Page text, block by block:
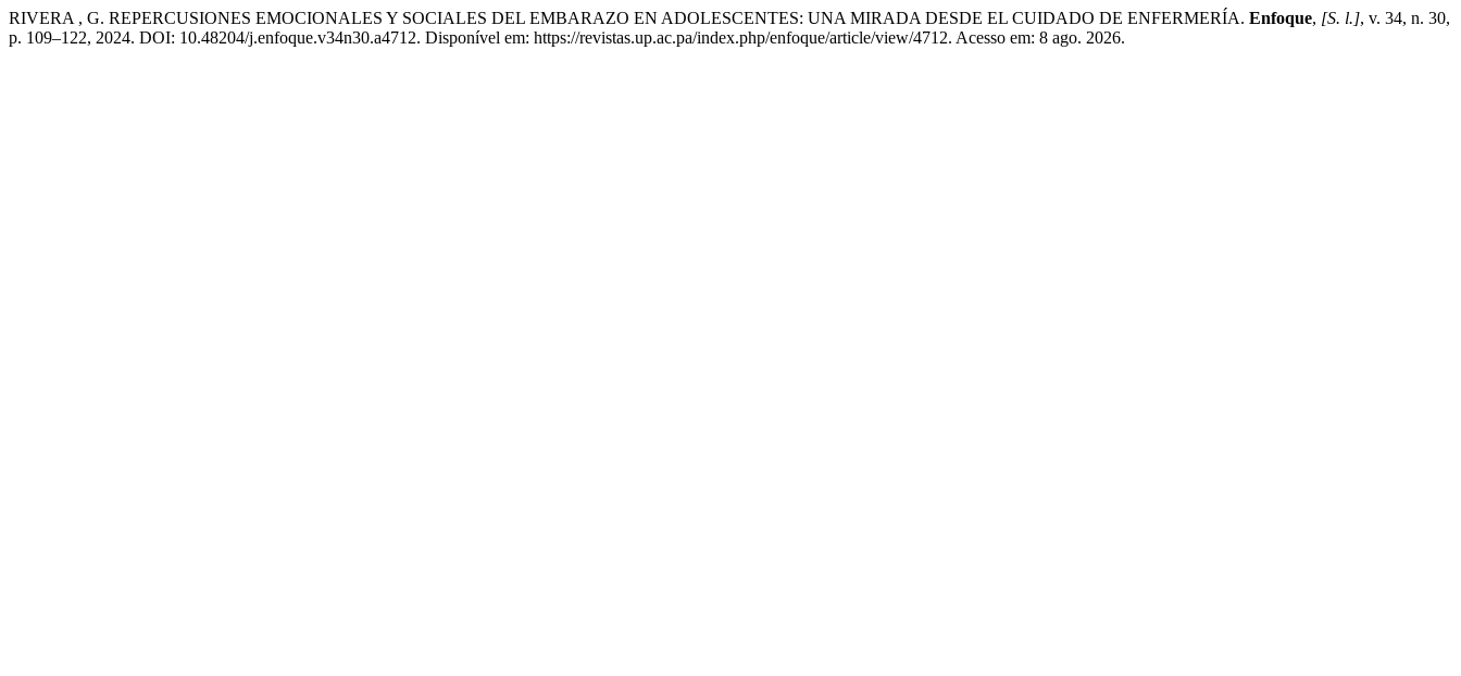
RIVERA , G. REPERCUSIONES EMOCIONALES Y SOCIALES DEL EMBARAZO EN ADOLESCENTES: UNA MIRADA DESDE EL CUIDADO DE ENFERMERÍA. Enfoque, [S. l.], v. 34, n. 30,
p. 109–122, 2024. DOI: 10.48204/j.enfoque.v34n30.a4712. Disponível em: https://revistas.up.ac.pa/index.php/enfoque/article/view/4712. Acesso em: 8 ago. 2026.